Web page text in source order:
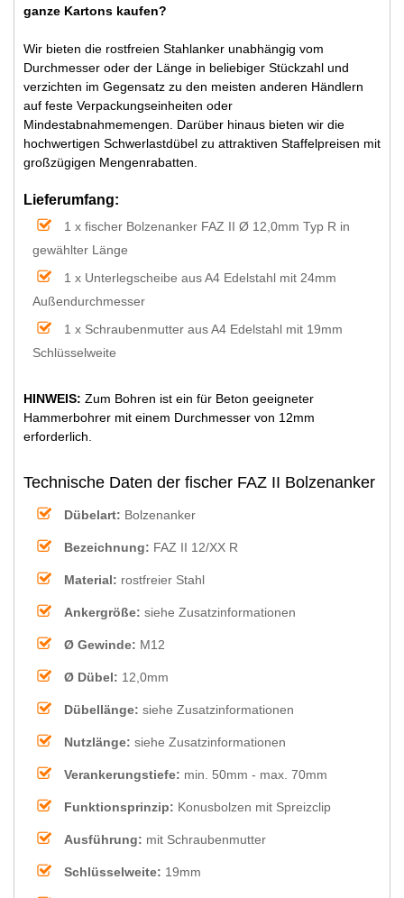
ganze Kartons kaufen?
Wir bieten die rostfreien Stahlanker unabhängig vom
Durchmesser oder der Länge in beliebiger Stückzahl und
verzichten im Gegensatz zu den meisten anderen Händlern
auf feste Verpackungseinheiten oder
Mindestabnahmemengen. Darüber hinaus bieten wir die
hochwertigen Schwerlastdübel zu attraktiven Staffelpreisen mit
großzügigen Mengenrabatten.
Lieferumfang:
1 x fischer Bolzenanker FAZ II Ø 12,0mm Typ R in
gewählter Länge
1 x Unterlegscheibe aus A4 Edelstahl mit 24mm
Außendurchmesser
1 x Schraubenmutter aus A4 Edelstahl mit 19mm
Schlüsselweite
HINWEIS: Zum Bohren ist ein für Beton geeigneter
Hammerbohrer mit einem Durchmesser von 12mm
erforderlich.
Technische Daten der fischer FAZ II Bolzenanker
Dübelart: Bolzenanker
Bezeichnung: FAZ II 12/XX R
Material: rostfreier Stahl
Ankergröße: siehe Zusatzinformationen
Ø Gewinde: M12
Ø Dübel: 12,0mm
Dübellänge: siehe Zusatzinformationen
Nutzlänge: siehe Zusatzinformationen
Verankerungstiefe: min. 50mm - max. 70mm
Funktionsprinzip: Konusbolzen mit Spreizclip
Ausführung: mit Schraubenmutter
Schlüsselweite: 19mm